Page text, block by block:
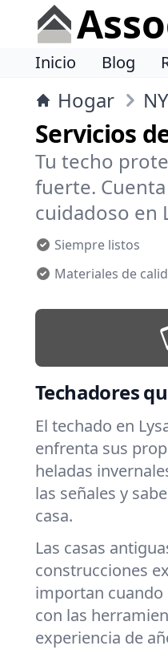
Inicio Blog
Hogar NY
Servicios
Tu techo
fuerte.
cuidadoso en
Siempre listos
Materiales de
Techadores
El techado en
enfrenta sus
heladas
las señales y
casa.
Las casas
construcciones
importan cuando
con las
experiencia de